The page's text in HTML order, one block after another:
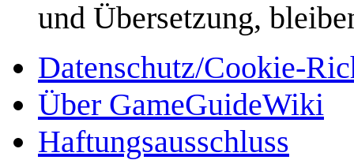
und Übersetzung,
Datenschutz/Cookie-
Über GameGuideWiki
Haftungsausschluss